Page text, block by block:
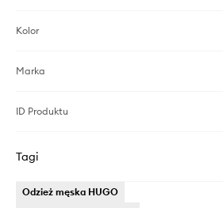
Kolor
Marka
ID Produktu
Tagi
Odzież męska HUGO